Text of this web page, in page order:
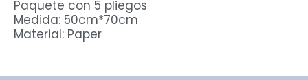
Paquete con 5 pliegos
Medida: 50cm*70cm
Material: Paper